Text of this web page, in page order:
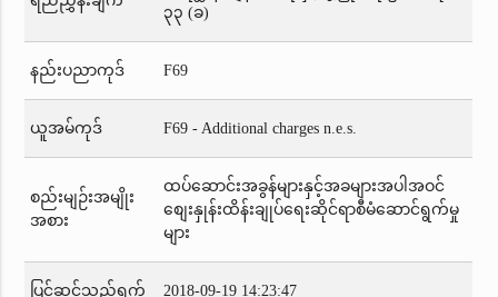
၃၃ (ခ)
နည်းပညာကုဒ် F69
ယူအမ်ကုဒ် F69 - Additional charges n.e.s.
စည်းမျဉ်းအမျိုး
အစား
ထပ်ဆောင်းအခွန်များနှင့်အခများအပါအဝင်
စျေးနှုန်းထိန်းချုပ်ရေးဆိုင်ရာစီမံဆောင်ရွက်မှု
များ
ပြင်ဆင်သည့်ရက် 2018-09-19 14:23:47